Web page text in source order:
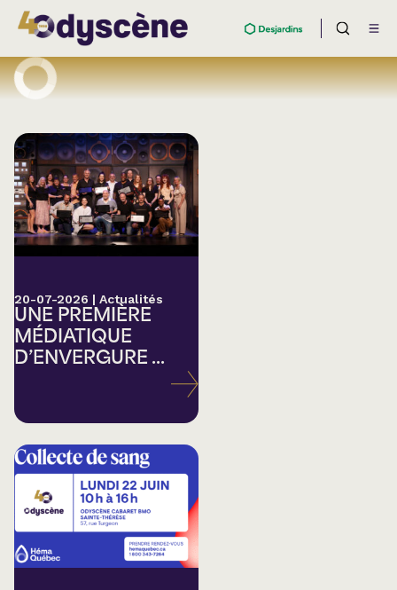
20-07-2026 | Actualités
UNE PREMIÈRE
MÉDIATIQUE
D’ENVERGURE ...